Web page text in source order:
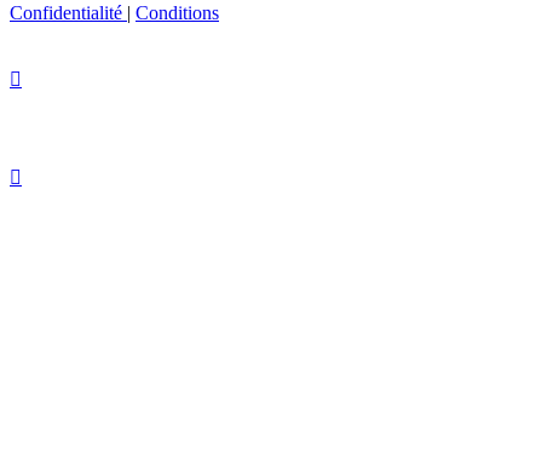
Confidentialité | Conditions